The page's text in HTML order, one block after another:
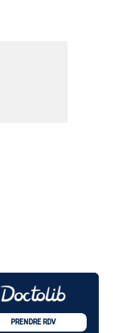
PRENDRE RDV